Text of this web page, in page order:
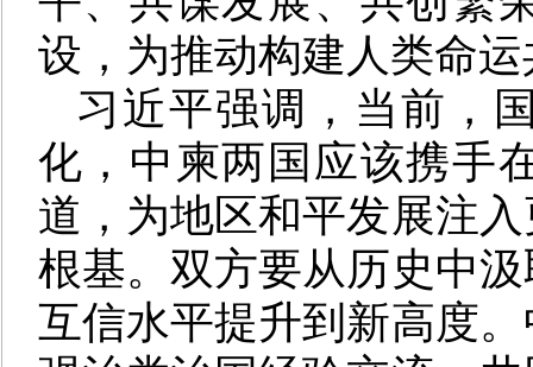
设，为推动构建人类命
习近平强调，当前，
化，中柬两国应该携手
道，为地区和平发展注
根基。双方要从历史中
互信水平提升到新高度